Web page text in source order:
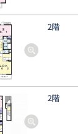
2階
2階